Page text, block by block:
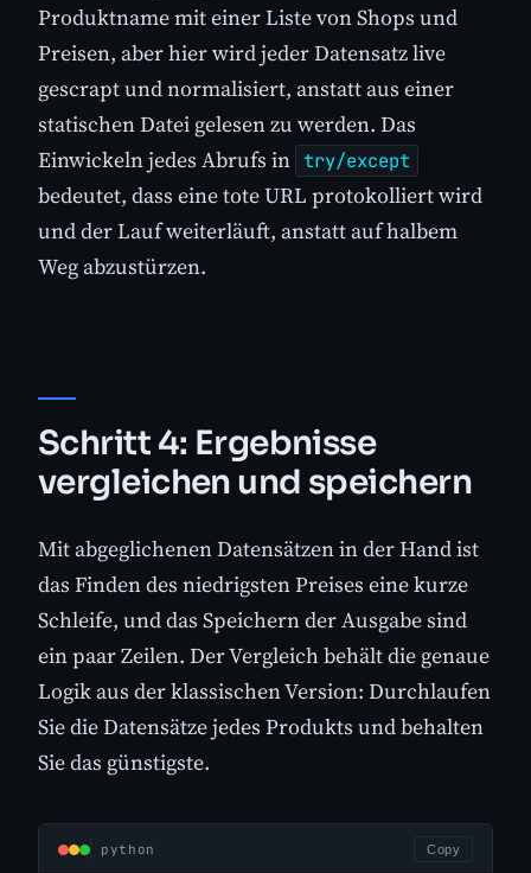
Produktname mit einer Liste von Shops und
Preisen, aber hier wird jeder Datensatz live
gescrapt und normalisiert, anstatt aus einer
statischen Datei gelesen zu werden. Das
Einwickeln jedes Abrufs in try/except
bedeutet, dass eine tote URL protokolliert wird
und der Lauf weiterläuft, anstatt auf halbem
Weg abzustürzen.
Schritt 4: Ergebnisse
vergleichen und speichern
Mit abgeglichenen Datensätzen in der Hand ist
das Finden des niedrigsten Preises eine kurze
Schleife, und das Speichern der Ausgabe sind
ein paar Zeilen. Der Vergleich behält die genaue
Logik aus der klassischen Version: Durchlaufen
Sie die Datensätze jedes Produkts und behalten
Sie das günstigste.
python Copy